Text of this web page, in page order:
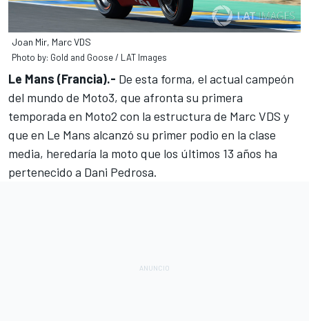
Joan Mir, Marc VDS
Photo by: Gold and Goose / LAT Images
Le Mans (Francia).- De esta forma, el actual campeón
del mundo de Moto3, que afronta su primera
temporada en Moto2 con la estructura de Marc VDS y
que en Le Mans alcanzó su primer podio en la clase
media, heredaría la moto que los últimos 13 años ha
pertenecido a Dani Pedrosa.